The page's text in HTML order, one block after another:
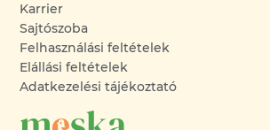
Karrier
Sajtószoba
Felhasználási feltételek
Elállási feltételek
Adatkezelési tájékoztató